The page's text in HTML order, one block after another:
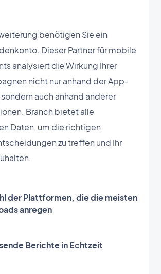
benötigen Sie ein
Dieser Partner für mobile
analysiert die Wirkung Ihrer
nicht nur anhand der App-
auch anhand anderer
Branch bietet alle
Daten, um die richtigen
zu treffen und Ihr
der Plattformen, die die meisten
anregen
Berichte in Echtzeit